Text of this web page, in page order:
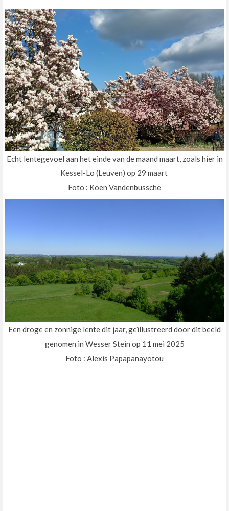
Echt lentegevoel aan het einde van de maand maart, zoals hier in
Kessel-Lo (Leuven) op 29 maart
Foto : Koen Vandenbussche
Een droge en zonnige lente dit jaar, geïllustreerd door dit beeld
genomen in Wesser Stein op 11 mei 2025
Foto : Alexis Papapanayotou